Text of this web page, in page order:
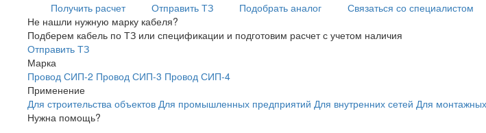
Получить расчет
Отправить ТЗ Подобрать аналог
Связаться со специалистом
Не нашли нужную марку кабеля?
Подберем кабель по ТЗ или спецификации и подготовим расчет с учетом наличия
Отправить ТЗ
Марка
Провод СИП-2 Провод СИП-3 Провод СИП-4
Применение
Для строительства объектов Для промышленных предприятий Для внутренних сетей Для
Нужна помощь?